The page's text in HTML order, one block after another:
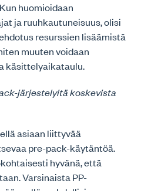
huomioidaan
ja ruuhkautuneisuus, olisi
resurssien lisäämistä
muuten voidaan
käsittelyaikataulu.
järjestelyitä koskevista
asiaan liittyvää
pre-pack-käytäntöä.
hyvänä, että
Varsinaista PP-